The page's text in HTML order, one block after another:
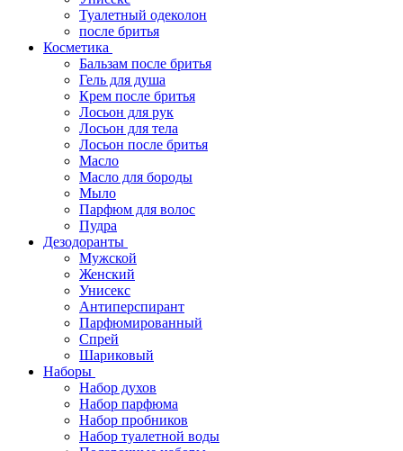
Туалетный одеколон
после бритья
Косметика
Бальзам после бритья
Гель для душа
Крем после бритья
Лосьон для рук
Лосьон для тела
Лосьон после бритья
Масло
Масло для бороды
Мыло
Парфюм для волос
Пудра
Дезодоранты
Мужской
Женский
Унисекс
Антиперспирант
Парфюмированный
Спрей
Шариковый
Наборы
Набор духов
Набор парфюма
Набор пробников
Набор туалетной воды